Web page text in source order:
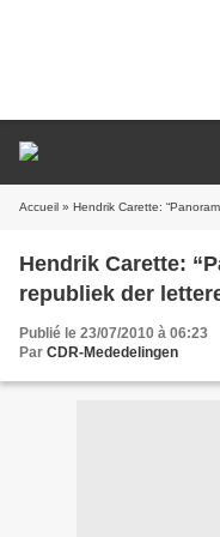
Accueil » Hendrik Carette:
Hendrik Carette:
republiek der
Publié le 23/07/2010 à 06:23
Par CDR-Mededelingen